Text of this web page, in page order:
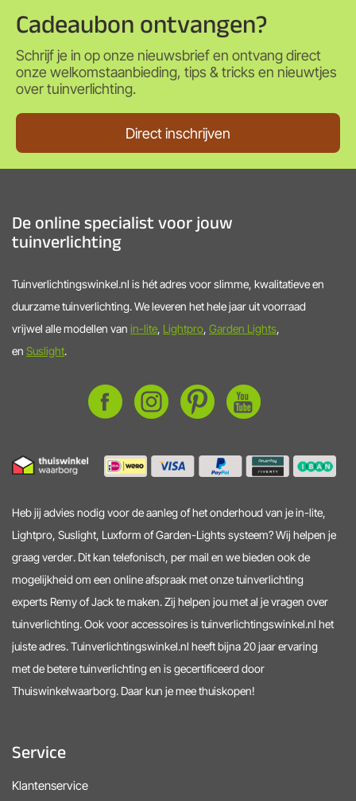
Cadeaubon ontvangen?
Schrijf je in op onze nieuwsbrief en ontvang direct
onze welkomstaanbieding, tips & tricks en nieuwtjes
over tuinverlichting.
Direct inschrijven
De online specialist voor jouw
tuinverlichting
Tuinverlichtingswinkel.nl is hét adres voor slimme, kwalitatieve en
duurzame tuinverlichting. We leveren het hele jaar uit voorraad
vrijwel alle modellen van in-lite, Lightpro, Garden Lights,
en Suslight.
Heb jij advies nodig voor de aanleg of het onderhoud van je in-lite,
Lightpro, Suslight, Luxform of Garden-Lights systeem? Wij helpen je
graag verder. Dit kan telefonisch, per mail en we bieden ook de
mogelijkheid om een online afspraak met onze tuinverlichting
experts Remy of Jack te maken. Zij helpen jou met al je vragen over
tuinverlichting. Ook voor accessoires is tuinverlichtingswinkel.nl het
juiste adres. Tuinverlichtingswinkel.nl heeft bijna 20 jaar ervaring
met de betere tuinverlichting en is gecertificeerd door
Thuiswinkelwaarborg. Daar kun je mee thuiskopen!
Service
Klantenservice